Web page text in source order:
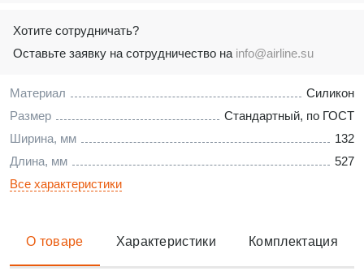
Материал
Силикон
Размер
Стандартный, по ГОСТ
Ширина, мм
132
Длина, мм
527
Все характеристики
Хотите сотрудничать?
Оставьте заявку на сотрудничество на info@airline.su
О товаре Характеристики Комплектация